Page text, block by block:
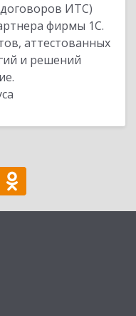
ИТС)
фирмы 1С.
аттестованных
и решений